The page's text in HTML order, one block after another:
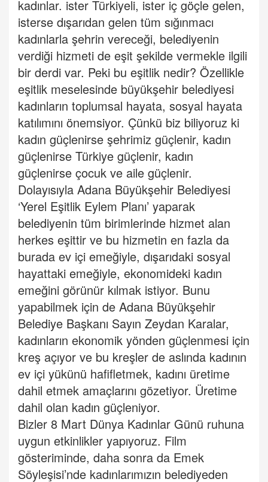
kadınlar. ister Türkiyeli, ister iç göçle gelen,
isterse dışarıdan gelen tüm sığınmacı
kadınlarla şehrin vereceği, belediyenin
verdiği hizmeti de eşit şekilde vermekle ilgili
bir derdi var. Peki bu eşitlik nedir? Özellikle
eşitlik meselesinde büyükşehir belediyesi
kadınların toplumsal hayata, sosyal hayata
katılımını önemsiyor. Çünkü biz biliyoruz ki
kadın güçlenirse şehrimiz güçlenir, kadın
güçlenirse Türkiye güçlenir, kadın
güçlenirse çocuk ve aile güçlenir.
Dolayısıyla Adana Büyükşehir Belediyesi
‘Yerel Eşitlik Eylem Planı’ yaparak
belediyenin tüm birimlerinde hizmet alan
herkes eşittir ve bu hizmetin en fazla da
burada ev içi emeğiyle, dışarıdaki sosyal
hayattaki emeğiyle, ekonomideki kadın
emeğini görünür kılmak istiyor. Bunu
yapabilmek için de Adana Büyükşehir
Belediye Başkanı Sayın Zeydan Karalar,
kadınların ekonomik yönden güçlenmesi için
kreş açıyor ve bu kreşler de aslında kadının
ev içi yükünü hafifletmek, kadını üretime
dahil etmek amaçlarını gözetiyor. Üretime
dahil olan kadın güçleniyor.
Bizler 8 Mart Dünya Kadınlar Günü ruhuna
uygun etkinlikler yapıyoruz. Film
gösteriminde, daha sonra da Emek
Söyleşisi’nde kadınlarımızın belediyeden